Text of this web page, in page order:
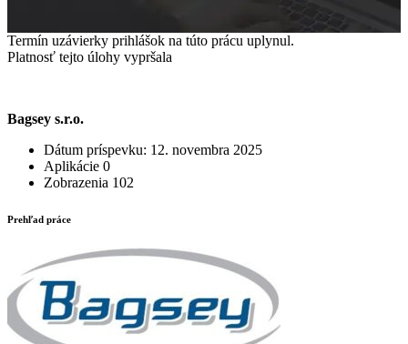
Termín uzávierky prihlášok na túto prácu uplynul.
Platnosť tejto úlohy vypršala
Bagsey s.r.o.
Dátum príspevku: 12. novembra 2025
Aplikácie 0
Zobrazenia 102
Prehľad práce